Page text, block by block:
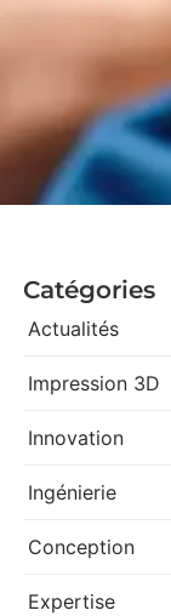
Catégories
Actualités
Impression 3D
Innovation
Ingénierie
Conception
Expertise